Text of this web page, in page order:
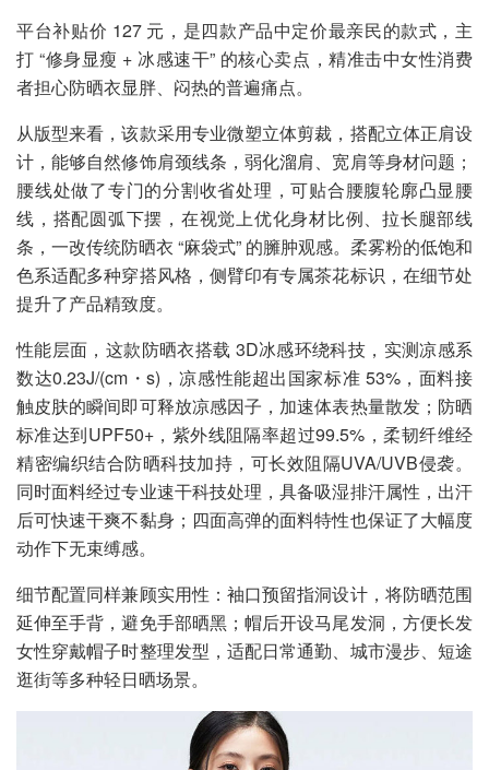
平台补贴价 127 元，是四款产品中定价最亲民的款式，主
打 “修身显瘦 + 冰感速干” 的核心卖点，精准击中女性消费
者担心防晒衣显胖、闷热的普遍痛点。
从版型来看，该款采用专业微塑立体剪裁，搭配立体正肩设
计，能够自然修饰肩颈线条，弱化溜肩、宽肩等身材问题；
腰线处做了专门的分割收省处理，可贴合腰腹轮廓凸显腰
线，搭配圆弧下摆，在视觉上优化身材比例、拉长腿部线
条，一改传统防晒衣 “麻袋式” 的臃肿观感。柔雾粉的低饱和
色系适配多种穿搭风格，侧臂印有专属茶花标识，在细节处
提升了产品精致度。
性能层面，这款防晒衣搭载 3D冰感环绕科技，实测凉感系
数达0.23J/(cm・s)，凉感性能超出国家标准 53%，面料接
触皮肤的瞬间即可释放凉感因子，加速体表热量散发；防晒
标准达到UPF50+，紫外线阻隔率超过99.5%，柔韧纤维经
精密编织结合防晒科技加持，可长效阻隔UVA/UVB侵袭。
同时面料经过专业速干科技处理，具备吸湿排汗属性，出汗
后可快速干爽不黏身；四面高弹的面料特性也保证了大幅度
动作下无束缚感。
细节配置同样兼顾实用性：袖口预留指洞设计，将防晒范围
延伸至手背，避免手部晒黑；帽后开设马尾发洞，方便长发
女性穿戴帽子时整理发型，适配日常通勤、城市漫步、短途
逛街等多种轻日晒场景。